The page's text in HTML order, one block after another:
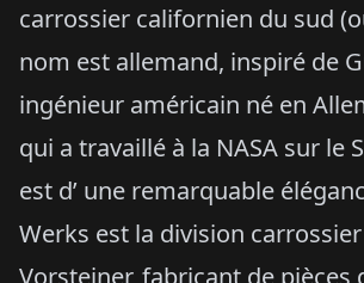
carrossier californien du sud
nom est allemand, inspiré de
ingénieur américain né en
qui a travaillé à la NASA sur le
est d’ une remarquable
Werks est la division
Vorsteiner, fabricant de pièces